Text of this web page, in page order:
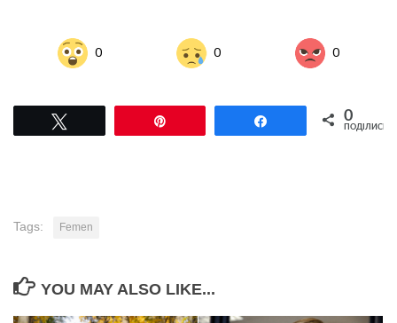
0 0 0
Поділитися0
ПОДІЛИСЬ
Tags: Femen
YOU MAY ALSO LIKE...